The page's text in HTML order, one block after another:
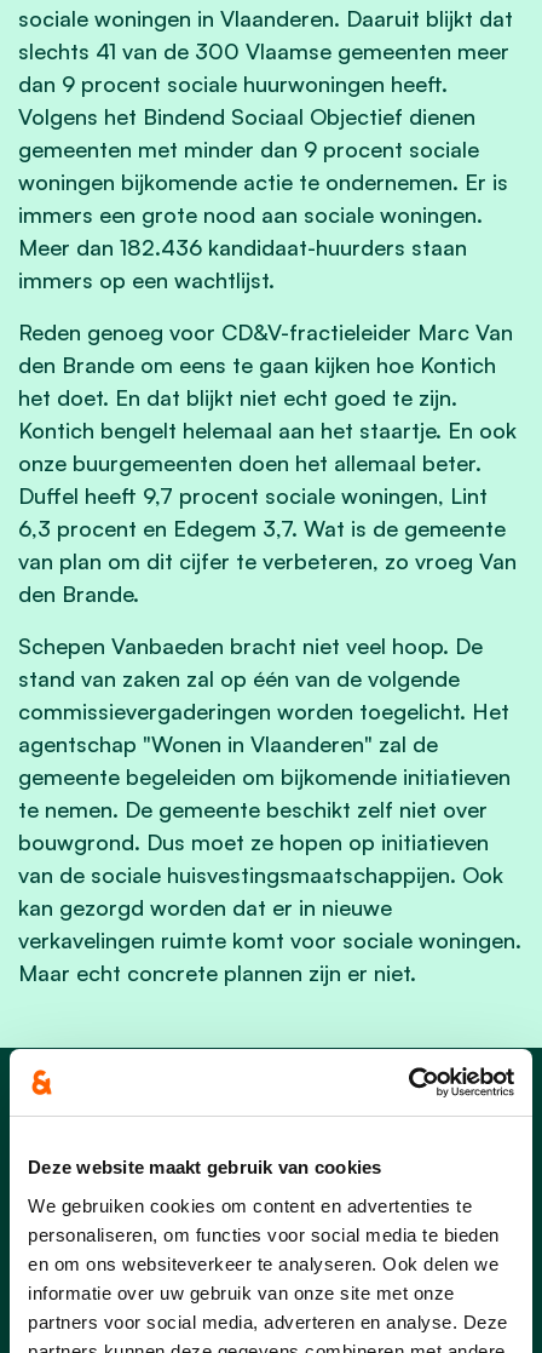
Deze website maakt gebruik van cookies
We gebruiken cookies om content en advertenties te
personaliseren, om functies voor social media te bieden
en om ons websiteverkeer te analyseren. Ook delen we
informatie over uw gebruik van onze site met onze
partners voor social media, adverteren en analyse. Deze
sociale woningen in Vlaanderen. Daaruit blijkt dat
slechts 41 van de 300 Vlaamse gemeenten meer
dan 9 procent sociale huurwoningen heeft.
Volgens het Bindend Sociaal Objectief dienen
gemeenten met minder dan 9 procent sociale
woningen bijkomende actie te ondernemen. Er is
immers een grote nood aan sociale woningen.
Meer dan 182.436 kandidaat-huurders staan
immers op een wachtlijst.
Reden genoeg voor CD&V-fractieleider Marc Van
den Brande om eens te gaan kijken hoe Kontich
het doet. En dat blijkt niet echt goed te zijn.
Kontich bengelt helemaal aan het staartje. En ook
onze buurgemeenten doen het allemaal beter.
Duffel heeft 9,7 procent sociale woningen, Lint
6,3 procent en Edegem 3,7. Wat is de gemeente
van plan om dit cijfer te verbeteren, zo vroeg Van
den Brande.
Schepen Vanbaeden bracht niet veel hoop. De
stand van zaken zal op één van de volgende
commissievergaderingen worden toegelicht. Het
agentschap "Wonen in Vlaanderen" zal de
gemeente begeleiden om bijkomende initiatieven
te nemen. De gemeente beschikt zelf niet over
bouwgrond. Dus moet ze hopen op initiatieven
van de sociale huisvestingsmaatschappijen. Ook
kan gezorgd worden dat er in nieuwe
verkavelingen ruimte komt voor sociale woningen.
Maar echt concrete plannen zijn er niet.
Nieuws